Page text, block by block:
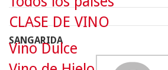
SANGARIDA
CLASE DE VINO
Vino Dulce